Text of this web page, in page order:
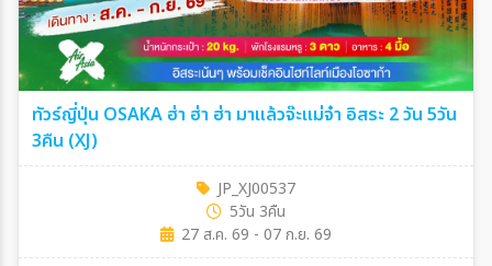
ทัวร์ญี่ปุ่น OSAKA ฮ่า ฮ่า ฮ่า มาแล้วจ๊ะแม่จ๋า อิสระ 2 วัน 5วัน
3คืน (XJ)
JP_XJ00537
5วัน 3คืน
27 ส.ค. 69 - 07 ก.ย. 69